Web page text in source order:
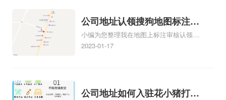
公司地址认领搜狗地图标注多
久审核？公司地址认领地图标
注多久审核？
小编为您整理我在地图上标注审核认领需
要多久、我在地图上标注审核认领需要多
知识，详情可查看下方正文！
2023-01-17
公司地址如何入驻花小猪打车